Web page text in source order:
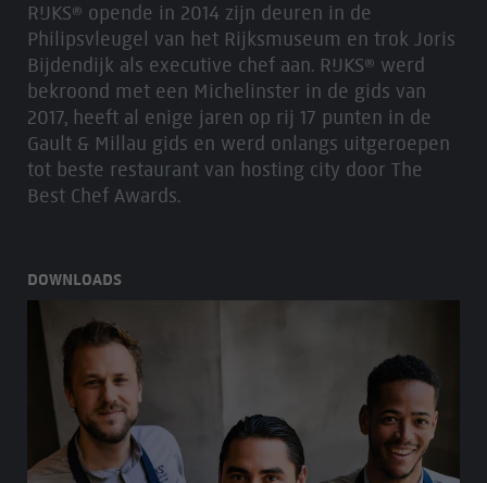
RIJKS® opende in 2014 zijn deuren in de
Philipsvleugel van het Rijksmuseum en trok Joris
Bijdendijk als executive chef aan. RIJKS® werd
bekroond met een Michelinster in de gids van
2017, heeft al enige jaren op rij 17 punten in de
Gault & Millau gids en werd onlangs uitgeroepen
tot beste restaurant van hosting city door The
Best Chef Awards.
DOWNLOADS